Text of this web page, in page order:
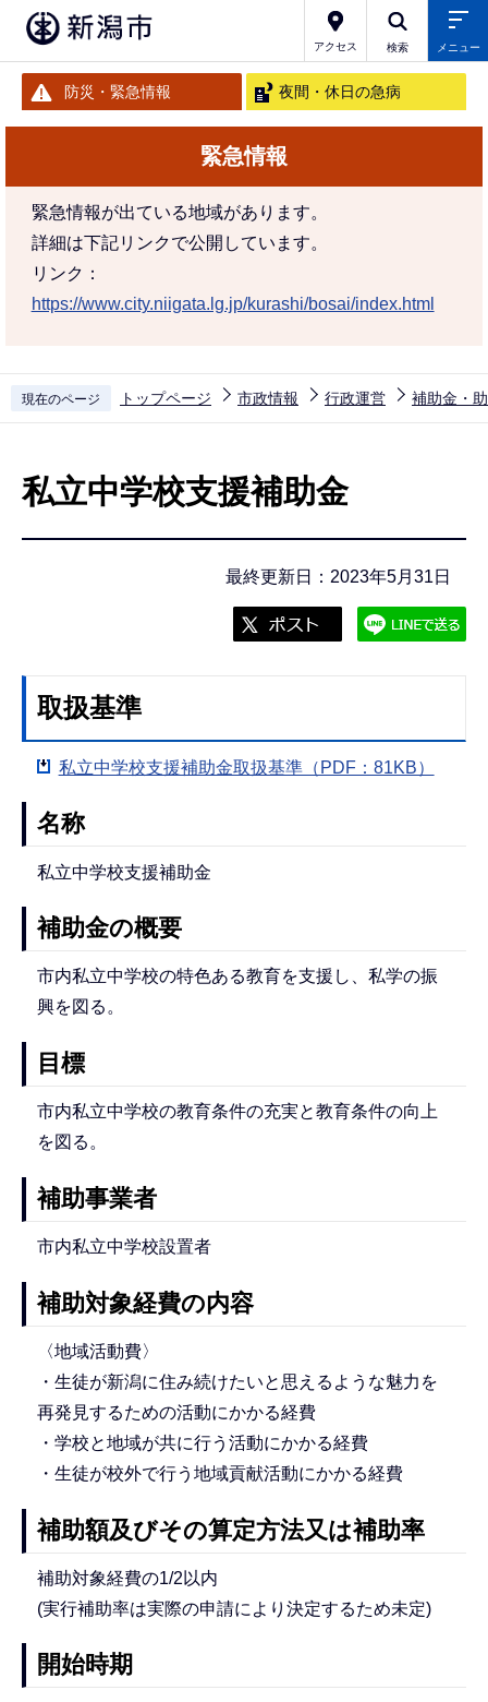
アクセス 検索 メニュー
防災・緊急情報 夜間・休日の急病
緊急情報
緊急情報が出ている地域があります。
詳細は下記リンクで公開しています。
リンク：
https://www.city.niigata.lg.jp/kurashi/bosai/index.html
現在のページ トップページ 市政情報 行政運営 補助金・
私立中学校支援補助金
最終更新日：2023年5月31日
取扱基準
私立中学校支援補助金取扱基準（PDF：81KB）
名称
私立中学校支援補助金
補助金の概要
市内私立中学校の特色ある教育を支援し、私学の振
興を図る。
目標
市内私立中学校の教育条件の充実と教育条件の向上
を図る。
補助事業者
市内私立中学校設置者
補助対象経費の内容
〈地域活動費〉
・生徒が新潟に住み続けたいと思えるような魅力を
再発見するための活動にかかる経費
・学校と地域が共に行う活動にかかる経費
・生徒が校外で行う地域貢献活動にかかる経費
補助額及びその算定方法又は補助率
補助対象経費の1/2以内
(実行補助率は実際の申請により決定するため未定)
開始時期